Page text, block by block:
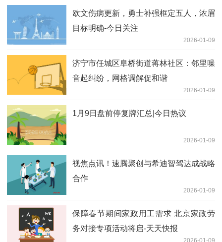
欧文伤病更新，勇士补强框定五人，浓眉
目标明确-今日关注
2026-01-09
济宁市任城区阜桥街道蒋林社区：邻里噪
音起纠纷，网格调解促和谐
2026-01-09
1月9日盘前停复牌汇总|今日热议
2026-01-09
视焦点讯！速腾聚创与希迪智驾达成战略
合作
2026-01-09
保障春节期间家政用工需求 北京家政劳
务对接专项活动将启-天天快报
2026-01-09